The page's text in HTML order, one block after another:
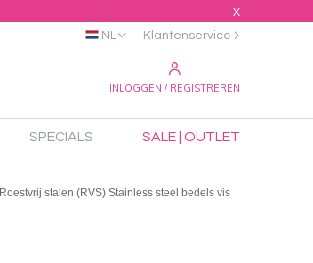
X
INLOGGEN / REGISTREREN
NL Klantenservice
SPECIALS SALE | OUTLET
Roestvrij stalen (RVS) Stainless steel bedels vis